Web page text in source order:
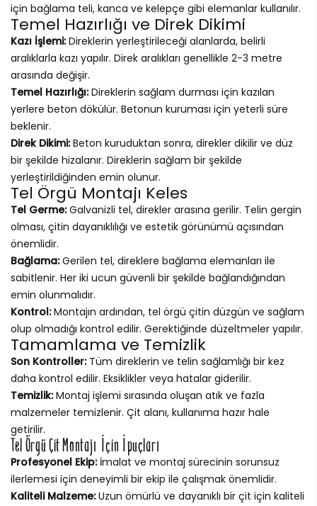
için bağlama teli, kanca ve kelepçe gibi elemanlar kullanılır.
Temel Hazırlığı ve Direk Dikimi
Kazı İşlemi:Direklerin yerleştirileceği alanlarda, belirli
aralıklarla kazı yapılır. Direk aralıkları genellikle 2-3 metre
arasında değişir.
Temel Hazırlığı:Direklerin sağlam durması için kazılan
yerlere beton dökülür. Betonun kuruması için yeterli süre
beklenir.
Direk Dikimi:Beton kuruduktan sonra, direkler dikilir ve düz
bir şekilde hizalanır. Direklerin sağlam bir şekilde
yerleştirildiğinden emin olunur.
Tel Örgü Montajı Keles
Tel Germe:Galvanizli tel, direkler arasına gerilir. Telin gergin
olması, çitin dayanıklılığı ve estetik görünümü açısından
önemlidir.
Bağlama:Gerilen tel, direklere bağlama elemanları ile
sabitlenir. Her iki ucun güvenli bir şekilde bağlandığından
emin olunmalıdır.
Kontrol:Montajın ardından, tel örgü çitin düzgün ve sağlam
olup olmadığı kontrol edilir. Gerektiğinde düzeltmeler yapılır.
Tamamlama ve Temizlik
Son Kontroller:Tüm direklerin ve telin sağlamlığı bir kez
daha kontrol edilir. Eksiklikler veya hatalar giderilir.
Temizlik:Montaj işlemi sırasında oluşan atık ve fazla
malzemeler temizlenir. Çit alanı, kullanıma hazır hale
getirilir.
Tel Örgü Çit Montajı İçin İpuçları
Profesyonel Ekip:İmalat ve montaj sürecinin sorunsuz
ilerlemesi için deneyimli bir ekip ile çalışmak önemlidir.
Kaliteli Malzeme:Uzun ömürlü ve dayanıklı bir çit için kaliteli